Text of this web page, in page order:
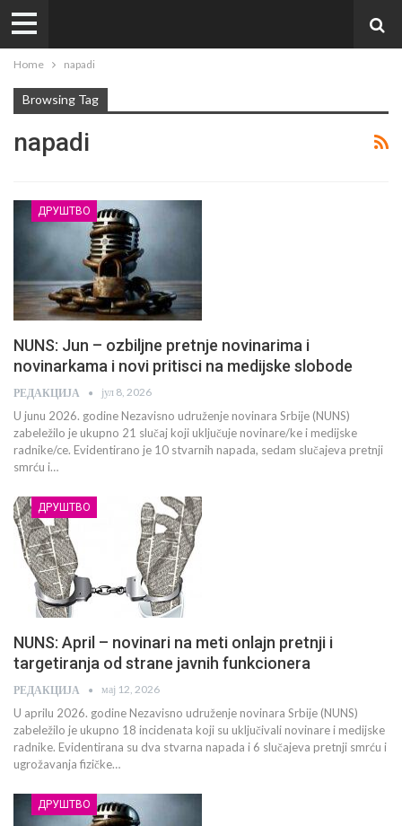
Home napadi
Browsing Tag
napadi
ДРУШТВО
NUNS: Jun – ozbiljne pretnje novinarima i
novinarkama i novi pritisci na medijske slobode
РЕДАКЦИЈА јул 8, 2026
U junu 2026. godine Nezavisno udruženje novinara Srbije (NUNS)
zabeležilo je ukupno 21 slučaj koji uključuje novinare/ke i medijske
radnike/ce. Evidentirano je 10 stvarnih napada, sedam slučajeva pretnji
smrću i…
ДРУШТВО
NUNS: April – novinari na meti onlajn pretnji i
targetiranja od strane javnih funkcionera
РЕДАКЦИЈА мај 12, 2026
U aprilu 2026. godine Nezavisno udruženje novinara Srbije (NUNS)
zabeležilo je ukupno 18 incidenata koji su uključivali novinare i medijske
radnike. Evidentirana su dva stvarna napada i 6 slučajeva pretnji smrću i
ugrožavanja fizičke…
ДРУШТВО